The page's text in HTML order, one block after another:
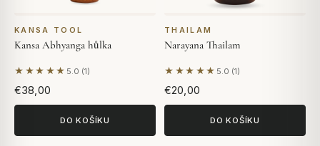
KANSA TOOL
Kansa Abhyanga hůlka
★★★★★ 5.0 (1)
Na základě 1 hodnocení
€38,00
DO KOŠÍKU
THAILAM
Narayana Thailam
★★★★★ 5.0 (1)
Na základě 1 hodnocení
€20,00
DO KOŠÍKU